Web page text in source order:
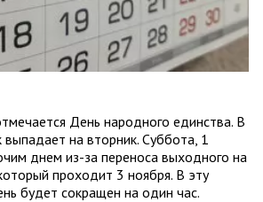
День народного единства. В
выпадает на вторник. Суббота, 1
днем из-за переноса выходного на
проходит 3 ноября. В эту
будет сокращен на один час.